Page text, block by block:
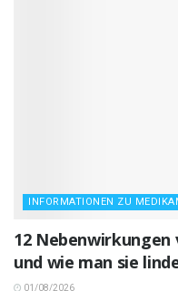
INFORMATIONEN ZU
12 Nebenwirkungen
und wie man sie
01/08/2026